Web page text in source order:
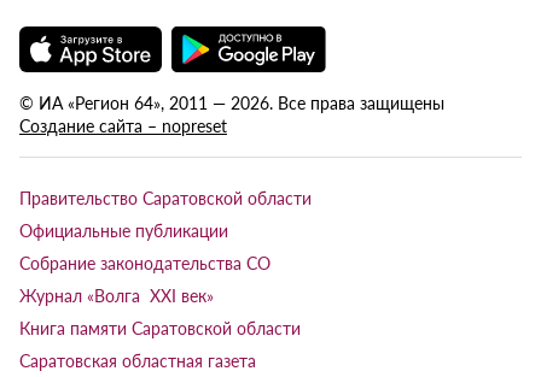
© ИА «Регион 64», 2011 — 2026. Все права защищены
Создание сайта – nopreset
Правительство Саратовской области
Официальные публикации
Собрание законодательства СО
Журнал «Волга XXI век»
Книга памяти Саратовской области
Саратовская областная газета